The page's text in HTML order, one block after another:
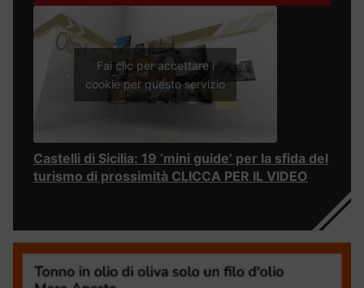
Fai clic per accettare i
cookie per questo servizio
Castelli di Sicilia: 19 ‘mini guide’ per la sfida del
turismo di prossimità CLICCA PER IL VIDEO